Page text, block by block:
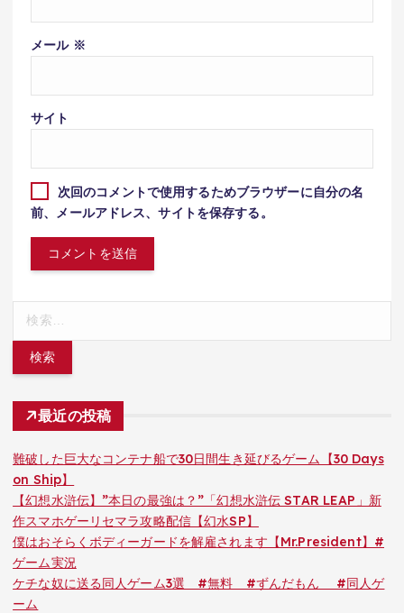
メール ※
サイト
次回のコメントで使用するためブラウザーに自分の名
前、メールアドレス、サイトを保存する。
最近の投稿
難破した巨大なコンテナ船で30日間生き延びるゲーム【30 Days
on Ship】
【幻想水滸伝】”本日の最強は？”「幻想水滸伝 STAR LEAP」新
作スマホゲーリセマラ攻略配信【幻水SP】
僕はおそらくボディーガードを解雇されます【Mr.President】#
ゲーム実況
ケチな奴に送る同人ゲーム3選 #無料 #ずんだもん #同人ゲ
ーム